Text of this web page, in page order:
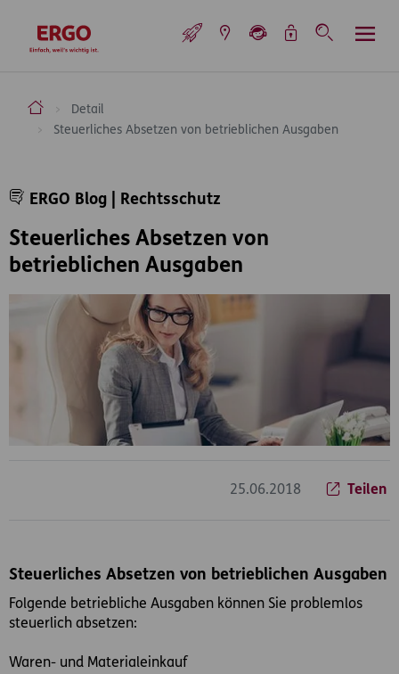
zur Startseite
ERGO Versicherung Aktiengesellschaft
Detail
Steuerliches Absetzen von betrieblichen Ausgaben
Steuerliches Absetzen von
betrieblichen Ausgaben
ERGO Blog | Rechtsschutz
25.06.2018 Teilen
Steuerliches Absetzen von betrieblichen Ausgaben
Folgende betriebliche Ausgaben können Sie problemlos
steuerlich absetzen:
Waren- und Materialeinkauf